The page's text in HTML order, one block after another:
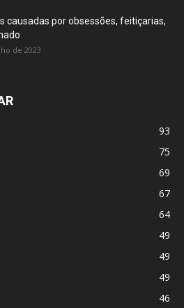
causadas por obsessões, feitiçarias,
de 2023
93
75
69
67
64
49
49
49
46